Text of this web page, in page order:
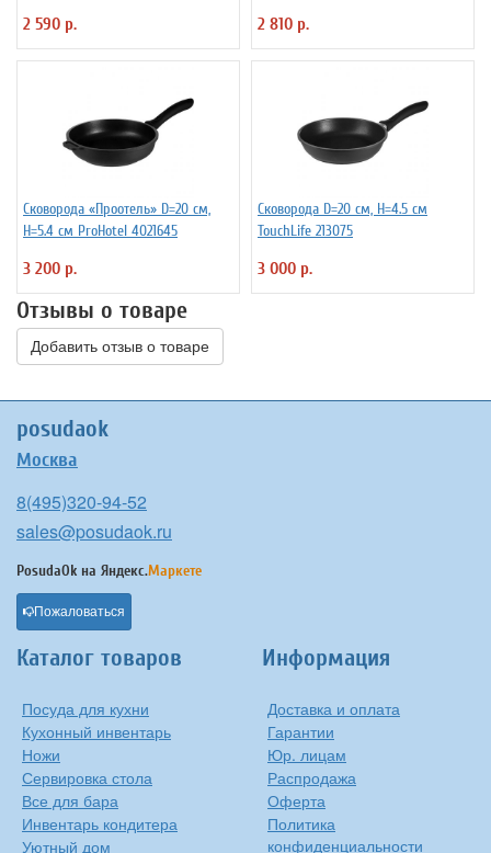
2 590 р. 2 810 р.
Сковорода «Проотель» D=20 см,
H=5.4 см ProHotel 4021645
3 200 р.
Сковорода D=20 см, H=4.5 см
TouchLife 213075
3 000 р.
Отзывы о товаре
Добавить отзыв о товаре
posudaok
Москва
8(495)320-94-52
sales@posudaok.ru
PosudaOk на Яндекс.Маркете
Пожаловаться
Каталог товаров
Посуда для кухни
Кухонный инвентарь
Ножи
Сервировка стола
Все для бара
Инвентарь кондитера
Уютный дом
Информация
Доставка и оплата
Гарантии
Юр. лицам
Распродажа
Оферта
Политика
конфиденциальности